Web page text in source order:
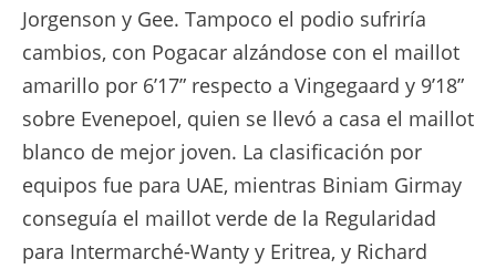
Jorgenson y Gee. Tampoco el podio sufriría
cambios, con Pogacar alzándose con el maillot
amarillo por 6’17” respecto a Vingegaard y 9’18”
sobre Evenepoel, quien se llevó a casa el maillot
blanco de mejor joven. La clasificación por
equipos fue para UAE, mientras Biniam Girmay
conseguía el maillot verde de la Regularidad
para Intermarché-Wanty y Eritrea, y Richard